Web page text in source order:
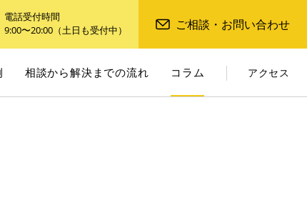
電話受付時間
9:00〜20:00（土日も受付中）
ご相談・お問い合わせ
相談から解決までの流れ コラム アクセス